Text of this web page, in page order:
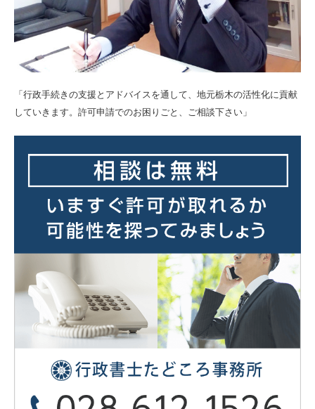
「行政手続きの支援とアドバイスを通して、地元栃木の活性化に貢献
していきます。許可申請でのお困りごと、ご相談下さい」